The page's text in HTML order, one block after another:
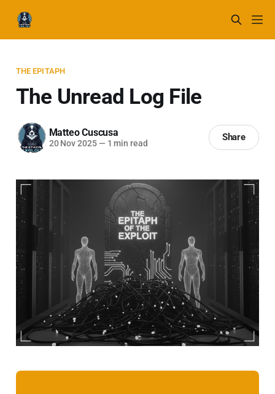
THE EPITAPH
The Unread Log File
Matteo Cuscusa
20 Nov 2025 — 1 min read
Share